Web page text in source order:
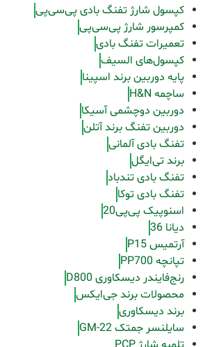
کپسول شارژ تفنگ بادی پی‌سی‌پی
کمپرسور شارژ پی‌سی‌پی
تعمیرات تفنگ بادی
کپسول‌های السیف
پایه دوربین برند اسپینا
ساچمه H&N
دوربین دوچشمی آسیکا
دوربین تفنگ برند آتلن
تفنگ بادی آلمانی
برند تی‌ایگل
تفنگ بادی تندباد
تفنگ بادی توکا
اسنوپیک پی‌پی20
دیانا 36
آرتمیس P15
تپانچه PP700
رنج‌فایندر دیسکاوری D800
محصولات برند جی‌ایکس
برند دیسکاوری
سایلنسر جمتک GM-22